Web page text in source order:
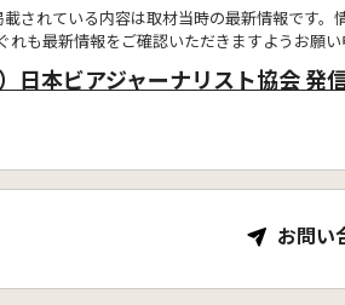
されている内容は取材当時の最新情報です
れも最新情報をご確認いただきますようお願い
）日本ビアジャーナリスト協会 発
お問い